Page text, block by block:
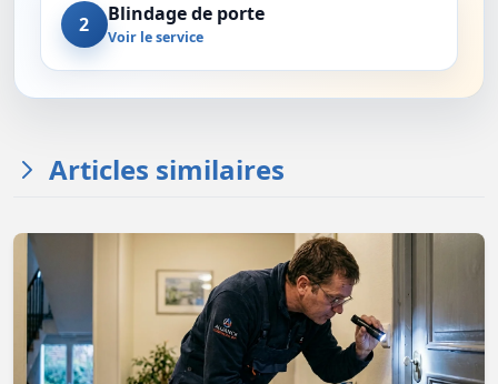
2 Blindage de porte
Voir le service
Articles similaires